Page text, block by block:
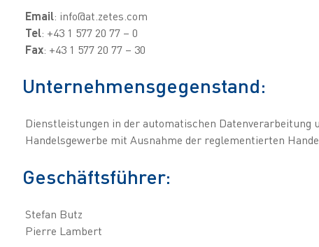
Email: info@at.zetes.com
Tel: +43 1 577 20 77 – 0
Fax: +43 1 577 20 77 – 30
Unternehmensgegenstand:
Dienstleistungen in der automatischen Datenverarbeitung
Handelsgewerbe mit Ausnahme der reglementierten
Geschäftsführer:
Stefan Butz
Pierre Lambert